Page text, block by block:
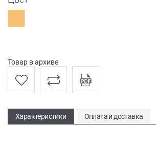
Товар в архиве
Характеристики Оплата и доставка